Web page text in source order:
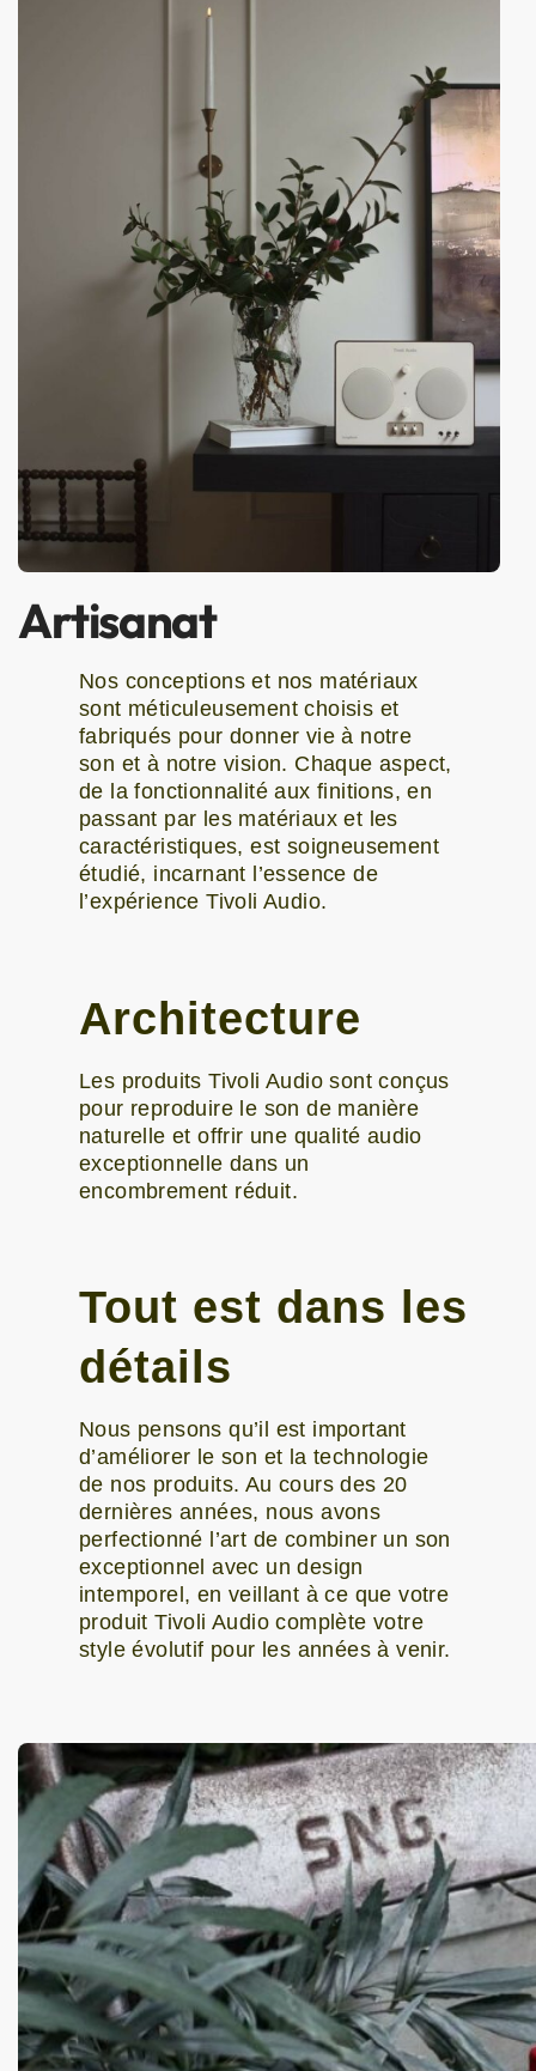
Artisanat
Nos conceptions et nos matériaux
sont méticuleusement choisis et
fabriqués pour donner vie à notre
son et à notre vision. Chaque aspect,
de la fonctionnalité aux finitions, en
passant par les matériaux et les
caractéristiques, est soigneusement
étudié, incarnant l’essence de
l’expérience Tivoli Audio.
Architecture
Les produits Tivoli Audio sont conçus
pour reproduire le son de manière
naturelle et offrir une qualité audio
exceptionnelle dans un
encombrement réduit.
Tout est dans les
détails
Nous pensons qu’il est important
d’améliorer le son et la technologie
de nos produits. Au cours des 20
dernières années, nous avons
perfectionné l’art de combiner un son
exceptionnel avec un design
intemporel, en veillant à ce que votre
produit Tivoli Audio complète votre
style évolutif pour les années à venir.